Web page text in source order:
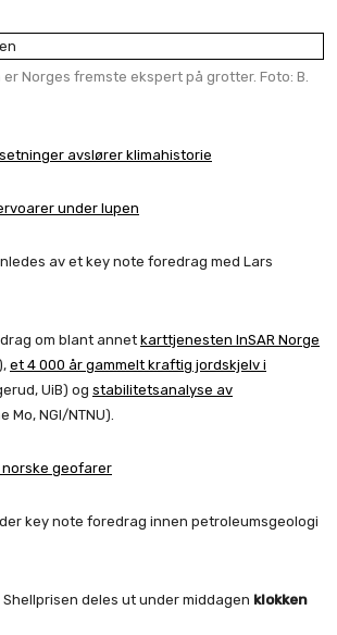
Norges fremste ekspert på grotter. Foto: B.
avslører klimahistorie
under lupen
av et key note foredrag med Lars
om blant annet karttjenesten InSAR Norge
et 4 000 år gammelt kraftig jordskjelv i
UiB) og stabilitetsanalyse av
Mo, NGI/NTNU).
norske geofarer
key note foredrag innen petroleumsgeologi
deles ut under middagen klokken